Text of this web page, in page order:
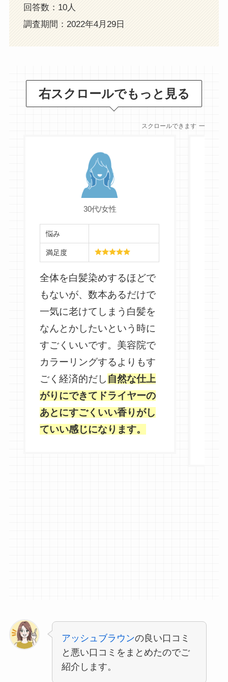
回答数：10人
調査期間：2022年4月29 日
右スクロールでもっと見る
スクロールできます
30代/女性
悩み
満足度
全体を白髪染めするほどで
もないが、数本あるだけで
一気に老けてしまう白髪を
なんとかしたいという時に
すごくいいです。美容院で
カラーリングするよりもす
ごく経済的だし 自然な仕上
がりにできてドライヤーの
あとにすごくいい香りがし
ていい感じになります。
アッシュブラウンの良い口コミ
と悪い口コミをまとめたのでご
紹介します。